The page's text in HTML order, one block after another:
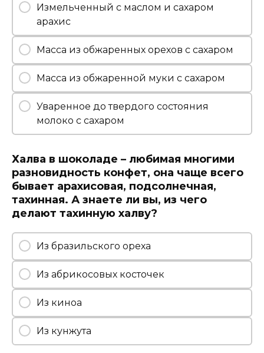
Измельченный с маслом и сахаром
арахис
Масса из обжаренных орехов с сахаром
Масса из обжаренной муки с сахаром
Уваренное до твердого состояния
молоко с сахаром
Халва в шоколаде – любимая многими
разновидность конфет, она чаще всего
бывает арахисовая, подсолнечная,
тахинная. А знаете ли вы, из чего
делают тахинную халву?
Из бразильского ореха
Из абрикосовых косточек
Из киноа
Из кунжута